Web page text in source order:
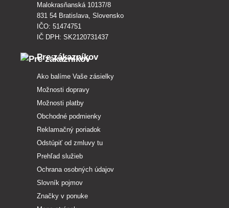
Malokrasňanská 10137/8
831 54 Bratislava, Slovensko
IČO: 51474751
IČ DPH: SK2120731437
Pre zákazníkov
Ako balíme Vaše zásielky
Možnosti dopravy
Možnosti platby
Obchodné podmienky
Reklamačný poriadok
Odstúpiť od zmluvy tu
Prehľad služieb
Ochrana osobných údajov
Slovník pojmov
Značky v ponuke